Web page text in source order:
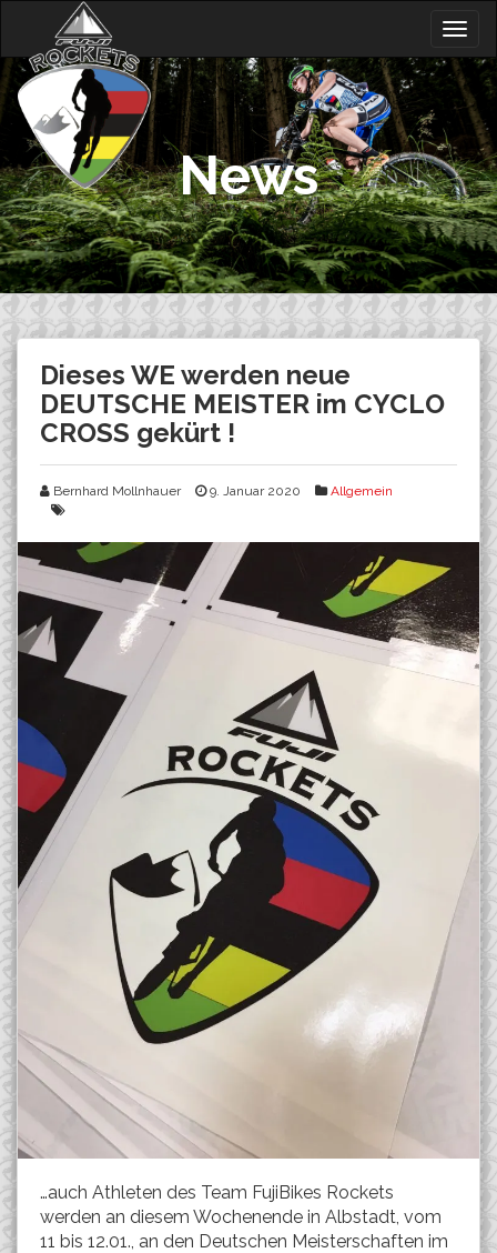
content
News
Dieses WE werden neue
DEUTSCHE MEISTER im CYCLO
CROSS gekürt !
Bernhard Mollnhauer 9. Januar 2020 Allgemein
…auch Athleten des Team FujiBikes Rockets
werden an diesem Wochenende in Albstadt, vom
11 bis 12.01., an den Deutschen Meisterschaften im